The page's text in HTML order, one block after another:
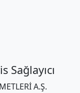
Sağlayıcı
A.Ş.